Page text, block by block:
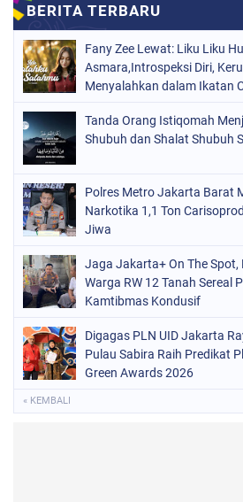
Fany Zee Lewat: Liku Liku
Asmara,Introspeksi Diri,
Menyalahkan dalam Ikatan
Tanda Orang Istiqomah
Shubuh dan Shalat Shubuh
Polres Metro Jakarta Barat
Narkotika 1,1 Ton
Jiwa
Jaga Jakarta+ On The Spot,
Warga RW 12 Tanah Sereal
Kamtibmas Kondusif
Digagas PLN UID Jakarta
Pulau Sabira Raih Predikat
Green Awards 2026
« KEMBALI